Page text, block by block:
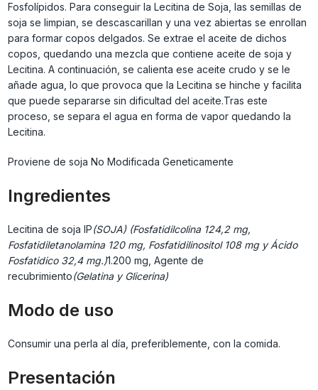
Fosfolípidos. Para conseguir la Lecitina de Soja, las semillas de
soja se limpian, se descascarillan y una vez abiertas se enrollan
para formar copos delgados. Se extrae el aceite de dichos
copos, quedando una mezcla que contiene aceite de soja y
Lecitina. A continuación, se calienta ese aceite crudo y se le
añade agua, lo que provoca que la Lecitina se hinche y facilita
que puede separarse sin dificultad del aceite.Tras este
proceso, se separa el agua en forma de vapor quedando la
Lecitina.
Proviene de soja No Modificada Geneticamente
Ingredientes
Lecitina de soja IP(SOJA) (Fosfatidilcolina 124,2 mg,
Fosfatidiletanolamina 120 mg, Fosfatidilinositol 108 mg y Ácido
Fosfatidico 32,4 mg.)1.200 mg, Agente de
recubrimiento(Gelatina y Glicerina)
Modo de uso
Consumir una perla al día, preferiblemente, con la comida.
Presentación